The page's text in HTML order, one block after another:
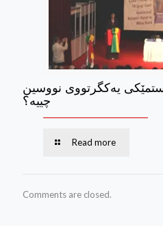
یه‌كگرتووی نووسین
چییه؟
Read more
Comments are closed.